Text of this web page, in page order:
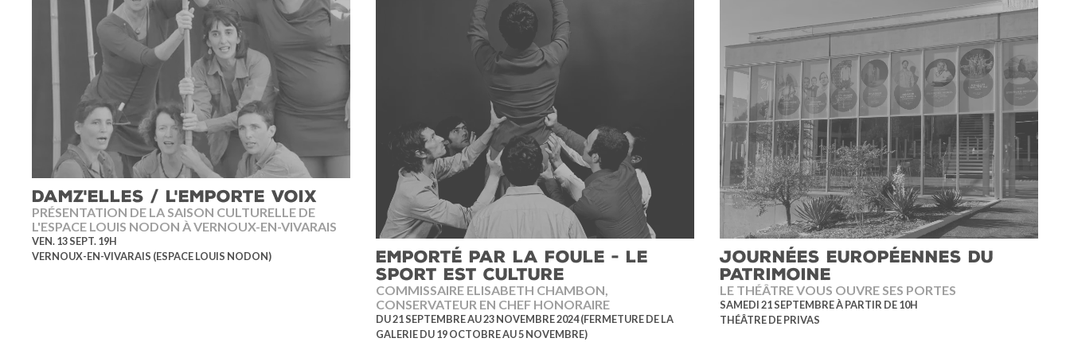
DAMZ'ELLES / L'EMPORTE VOIX
PRÉSENTATION DE LA SAISON CULTURELLE DE
L'ESPACE LOUIS NODON À VERNOUX-EN-VIVARAIS
VEN. 13 SEPT. 19H
VERNOUX-EN-VIVARAIS (ESPACE LOUIS NODON)
EMPORTÉ PAR LA FOULE - LE
SPORT EST CULTURE
COMMISSAIRE ELISABETH CHAMBON,
CONSERVATEUR EN CHEF HONORAIRE
DU 21 SEPTEMBRE AU 23 NOVEMBRE 2024 (FERMETURE DE LA
GALERIE DU 19 OCTOBRE AU 5 NOVEMBRE)
JOURNÉES EUROPÉENNES DU
PATRIMOINE
LE THÉÂTRE VOUS OUVRE SES PORTES
SAMEDI 21 SEPTEMBRE À PARTIR DE 10H
THÉÂTRE DE PRIVAS